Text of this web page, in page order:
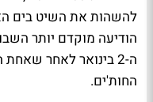
להשהות את השיט בים
הודיעה מוקדם יותר
ה-2 בינואר לאחר
החות'ים.